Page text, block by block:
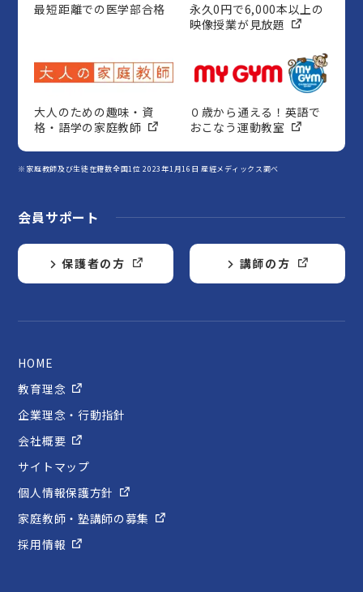
最短距離での医学部合格
永久0円で6,000本以上の
映像授業が見放題
大人のための趣味・資
格・語学の家庭教師
０歳から通える！英語で
おこなう運動教室
※家庭教師及び生徒在籍数全国1位 2023年1月16日 産經メディックス調べ
会員サポート
保護者の方 講師の方
HOME
教育理念
企業理念・行動指針
会社概要
サイトマップ
個人情報保護方針
家庭教師・塾講師の募集
採用情報